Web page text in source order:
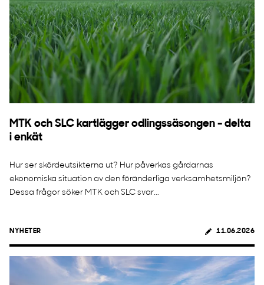
MTK och SLC kartlägger odlingssäsongen - delta
i enkät
Hur ser skördeutsikterna ut? Hur påverkas gårdarnas
ekonomiska situation av den föränderliga verksamhetsmiljön?
Dessa frågor söker MTK och SLC svar...
NYHETER 11.06.2026